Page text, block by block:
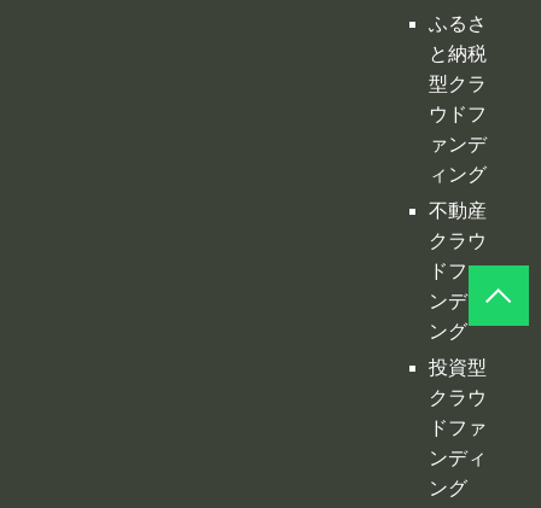
ふるさ
と納税
型クラ
ウドフ
ァンデ
ィング
不動産
クラウ
ドファ
ンディ
ング
投資型
クラウ
ドファ
ンディ
ング